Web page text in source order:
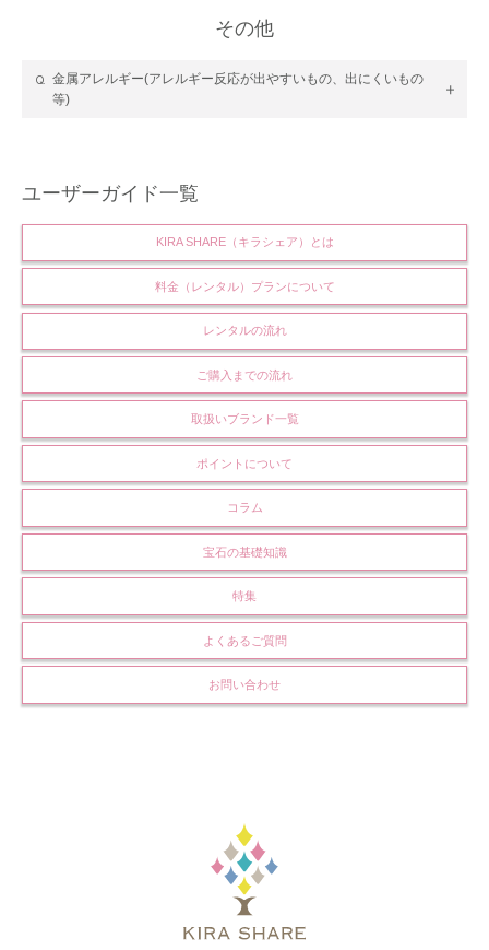
その他
金属アレルギー(アレルギー反応が出やすいもの、出にくいもの
等)
ユーザーガイド一覧
KIRA SHARE（キラシェア）とは
料金（レンタル）プランについて
レンタルの流れ
ご購入までの流れ
取扱いブランド一覧
ポイントについて
コラム
宝石の基礎知識
特集
よくあるご質問
お問い合わせ